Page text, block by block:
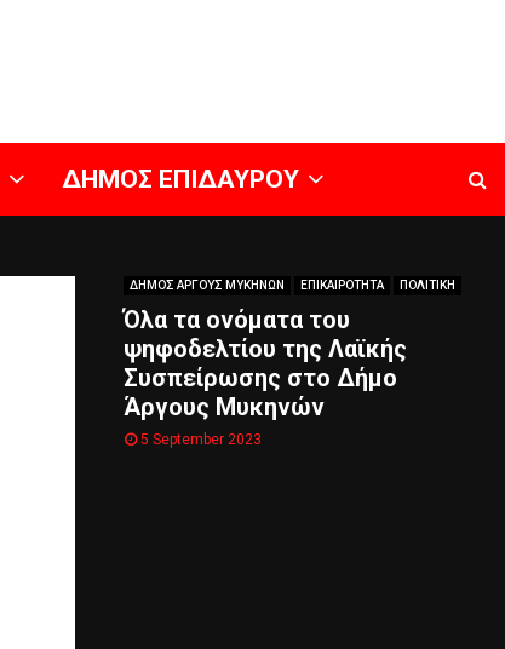
ΔΗΜΟΣ ΕΠΙΔΑΥΡΟΥ
ΔΗΜΟΣ ΑΡΓΟΥΣ ΜΥΚΗΝΩΝ ΕΠΙΚΑΙΡΟΤΗΤΑ ΠΟΛΙΤΙΚΗ
Όλα τα ονόματα του
ψηφοδελτίου της Λαϊκής
Συσπείρωσης στο Δήμο
Άργους Μυκηνών
5 September 2023